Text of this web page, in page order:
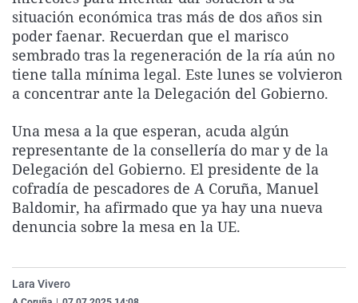
La rosa de los vientos
Gente viajera
Como el perro y el
Caso
Retornados
Equipo de
Operación Viuda
Extremadura
Galicia
La Rioja
Navarra
País Vasco
Virales
Televisión
Elecciones
situación económica tras más de dos años sin
poder faenar. Recuerdan que el marisco
sembrado tras la regeneración de la ría aún no
tiene talla mínima legal. Este lunes se volvieron
a concentrar ante la Delegación del Gobierno.
Una mesa a la que esperan, acuda algún
representante de la consellería do mar y de la
Delegación del Gobierno. El presidente de la
cofradía de pescadores de A Coruña, Manuel
Baldomir, ha afirmado que ya hay una nueva
denuncia sobre la mesa en la UE.
Lara Vivero